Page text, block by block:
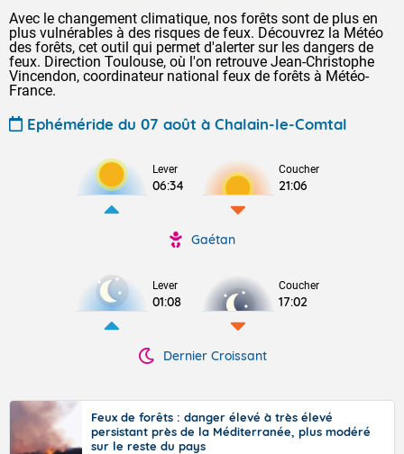
Avec le changement climatique, nos forêts sont de plus en
plus vulnérables à des risques de feux. Découvrez la Météo
des forêts, cet outil qui permet d'alerter sur les dangers de
feux. Direction Toulouse, où l'on retrouve Jean-Christophe
Vincendon, coordinateur national feux de forêts à Météo-
France.
Ephéméride du 07 août à Chalain-le-Comtal
Lever
06:34
Coucher
21:06
Gaétan
Lever
01:08
Coucher
17:02
Dernier Croissant
Feux de forêts : danger élevé à très élevé
persistant près de la Méditerranée, plus modéré
sur le reste du pays